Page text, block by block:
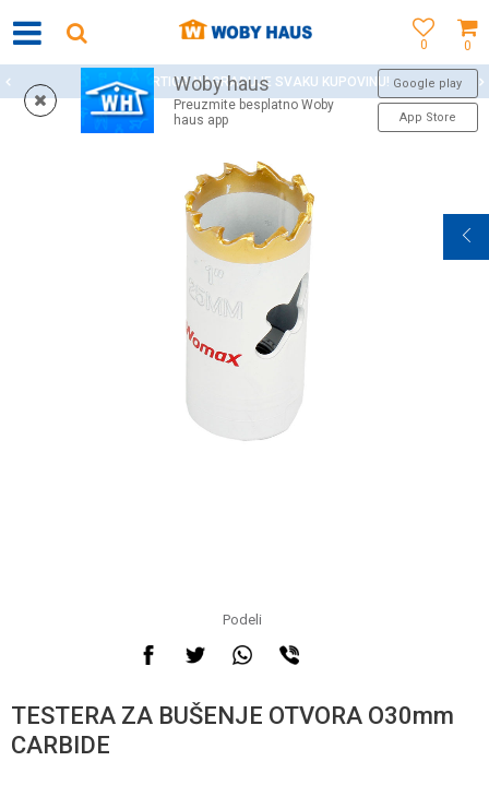
0
0
Woby haus
Preuzmite besplatno Woby
haus app
Google play
App Store
WOBY KARTICA NAGRAĐUJE SVAKU KUPOVINU!
Podeli
TESTERA ZA BUŠENJE OTVORA O30mm
CARBIDE